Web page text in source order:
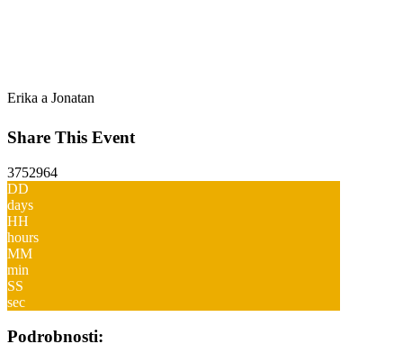
Erika a Jonatan
Share This Event
3752964
DD
days
HH
hours
MM
min
SS
sec
Podrobnosti: